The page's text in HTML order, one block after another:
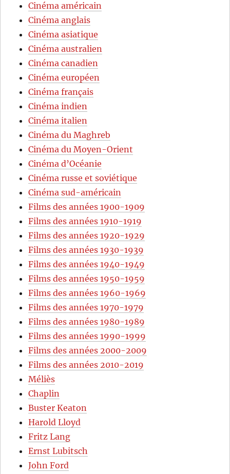
Cinéma américain
Cinéma anglais
Cinéma asiatique
Cinéma australien
Cinéma canadien
Cinéma européen
Cinéma français
Cinéma indien
Cinéma italien
Cinéma du Maghreb
Cinéma du Moyen-Orient
Cinéma d’Océanie
Cinéma russe et soviétique
Cinéma sud-américain
Films des années 1900-1909
Films des années 1910-1919
Films des années 1920-1929
Films des années 1930-1939
Films des années 1940-1949
Films des années 1950-1959
Films des années 1960-1969
Films des années 1970-1979
Films des années 1980-1989
Films des années 1990-1999
Films des années 2000-2009
Films des années 2010-2019
Méliès
Chaplin
Buster Keaton
Harold Lloyd
Fritz Lang
Ernst Lubitsch
John Ford